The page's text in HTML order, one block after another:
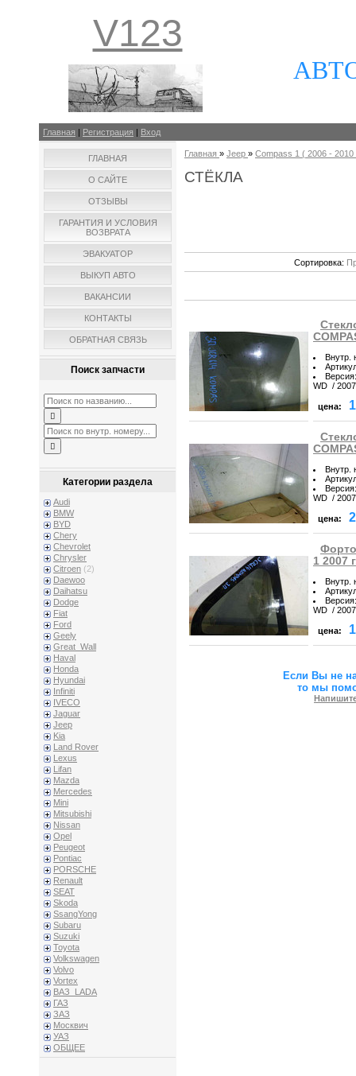
V123
Главная | Регистрация | Вход
ГЛАВНАЯ
О САЙТЕ
ОТЗЫВЫ
ГАРАНТИЯ И УСЛОВИЯ
ВОЗВРАТА
ЭВАКУАТОР
ВЫКУП АВТО
ВАКАНСИИ
КОНТАКТЫ
ОБРАТНАЯ СВЯЗЬ
Поиск запчасти
Категории раздела
Audi
BMW
BYD
Chery
Chevrolet
Chrysler
Citroen (2)
Daewoo
Daihatsu
Dodge
Fiat
Ford
Geely
Great_Wall
Haval
Honda
Hyundai
Infiniti
IVECO
Jaguar
Jeep
Kia
Land Rover
Lexus
Lifan
Mazda
Mercedes
Mini
Mitsubishi
Nissan
Opel
Peugeot
Pontiac
PORSCHE
Renault
SEAT
Skoda
SsangYong
Subaru
Suzuki
Toyota
Volkswagen
Volvo
Vortex
ВАЗ_LADA
ГАЗ
ЗАЗ
Москвич
УАЗ
ОБЩЕЕ
Главная » Jeep » Compass 1 ( 2006 - 2010
СТЁКЛА
Сортировка:
Внутр.
Версия:
WD / 2007
цена:
Внутр.
Версия:
WD / 2007
цена:
1 2007
Внутр.
Версия:
WD / 2007
цена:
Если Вы не
то мы